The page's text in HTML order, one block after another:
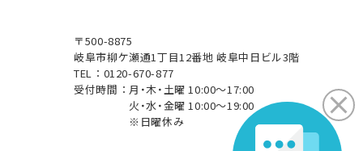
〒500-8875
岐阜市柳ケ瀬通1丁目12番地 岐阜中日ビル3階
TEL：0120-670-877
受付時間： 月・木・土曜 10:00～17:00
火・水・金曜 10:00～19:00
※日曜休み